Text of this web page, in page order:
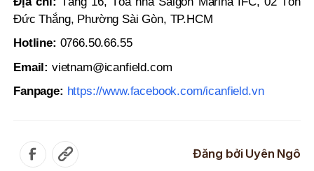
Đức Thắng, Phường Sài Gòn, TP.HCM
Hotline: 0766.50.66.55
Email: vietnam@icanfield.com
Fanpage: https://www.facebook.com/icanfield.vn
Đăng bởi Uyên Ngô